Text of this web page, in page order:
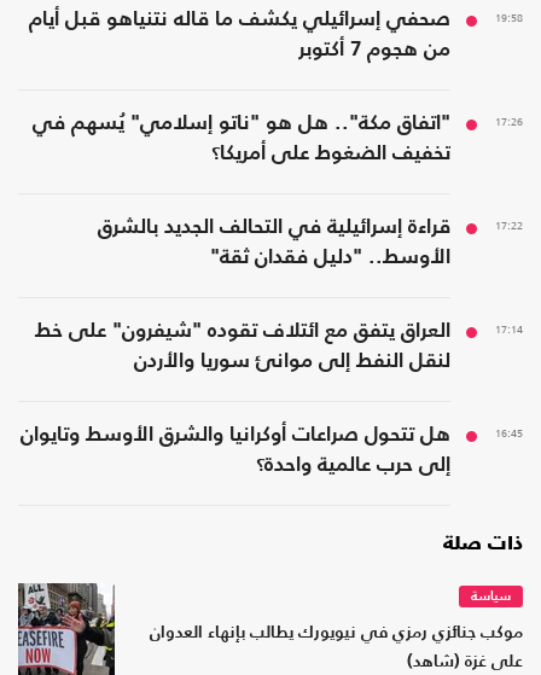
19:58
صحفي إسرائيلي يكشف ما قاله نتنياهو قبل أيام
من هجوم 7 أكتوبر
17:26
"اتفاق مكة".. هل هو "ناتو إسلامي" يُسهم في
تخفيف الضغوط على أمريكا؟
17:22
قراءة إسرائيلية في التحالف الجديد بالشرق
الأوسط.. "دليل فقدان ثقة"
17:14
العراق يتفق مع ائتلاف تقوده "شيفرون" على خط
لنقل النفط إلى موانئ سوريا والأردن
16:45
هل تتحول صراعات أوكرانيا والشرق الأوسط وتايوان
إلى حرب عالمية واحدة؟
ذات صلة
سياسة
موكب جنائزي رمزي في نيويورك يطالب بإنهاء العدوان
على غزة (شاهد)